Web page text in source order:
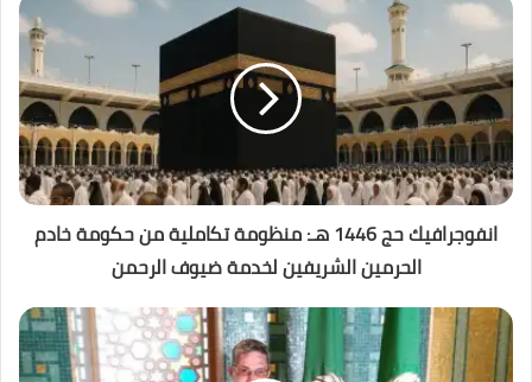
انفوجرافيك حج 1446 هـ: منظومة تكاملية من حكومة خادم
الحرمين الشريفين لخدمة ضيوف الرحمن